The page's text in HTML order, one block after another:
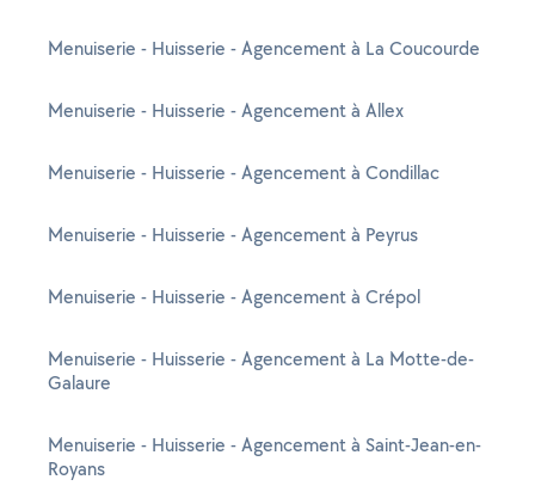
Menuiserie - Huisserie - Agencement à La Coucourde
Menuiserie - Huisserie - Agencement à Allex
Menuiserie - Huisserie - Agencement à Condillac
Menuiserie - Huisserie - Agencement à Peyrus
Menuiserie - Huisserie - Agencement à Crépol
Menuiserie - Huisserie - Agencement à La Motte-de-
Galaure
Menuiserie - Huisserie - Agencement à Saint-Jean-en-
Royans